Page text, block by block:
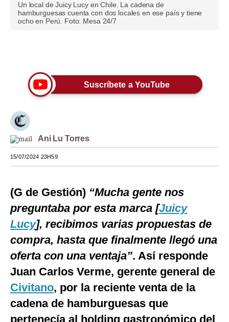
Pregunta de hoy
Blogs
Viajes
Estilos
Mundo
EEUU
México
España
Internacional
Tecnología
Club del Suscriptor
Mix
Un local de Juicy Lucy en Chile. La cadena de
hamburguesas cuenta con dos locales en ese país y tiene
ocho en Perú. Foto: Mesa 24/7
Suscríbete a YouTube
Ani Lu Torres
15/07/2024 23H59
(G de Gestión) “Mucha gente nos
preguntaba por esta marca [Juicy
Lucy], recibimos varias propuestas de
compra, hasta que finalmente llegó una
oferta con una ventaja”. Así responde
Juan Carlos Verme, gerente general de
Civitano, por la reciente venta de la
cadena de hamburguesas que
pertenecía al holding gastronómico del